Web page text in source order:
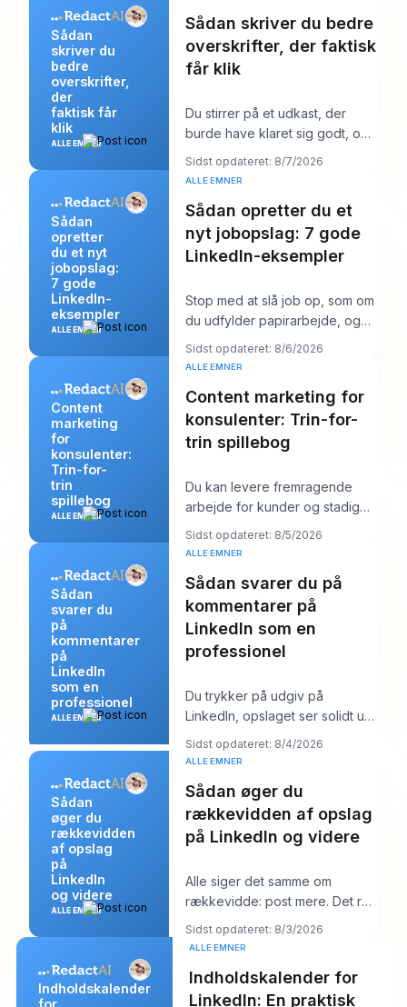
Sådan
skriver du
bedre
overskrifter,
der
faktisk får
klik
ALLE EMNER
Sådan skriver du bedre
overskrifter, der faktisk
får klik
Du stirrer på et udkast, der
burde have klaret sig godt, og
overskriften er sandsynligvis
det første
Sidst opdateret: 8/7/2026
Sådan
opretter
du et nyt
jobopslag:
7 gode
LinkedIn-
eksempler
ALLE EMNER
ALLE EMNER
Sådan opretter du et
nyt jobopslag: 7 gode
LinkedIn-eksempler
Stop med at slå job op, som om
du udfylder papirarbejde, og
begynd at skrive dem, som om
du prøver a
Sidst opdateret: 8/6/2026
Content
marketing
for
konsulenter:
Trin-for-
trin
spillebog
ALLE EMNER
ALLE EMNER
Content marketing for
konsulenter: Trin-for-
trin spillebog
Du kan levere fremragende
arbejde for kunder og stadig
føle dig mærkeligt usynlig
online. Arbejdet b
Sidst opdateret: 8/5/2026
Sådan
svarer du
på
kommentarer
på
LinkedIn
som en
professionel
ALLE EMNER
ALLE EMNER
Sådan svarer du på
kommentarer på
LinkedIn som en
professionel
Du trykker på udgiv på
LinkedIn, opslaget ser solidt ud,
og så begynder arbejdet. Et
par kommentarer
Sidst opdateret: 8/4/2026
Sådan
øger du
rækkevidden
af opslag
på
LinkedIn
og videre
ALLE EMNER
ALLE EMNER
Sådan øger du
rækkevidden af opslag
på LinkedIn og videre
Alle siger det samme om
rækkevidde: post mere. Det råd
lyder produktivt, men det
skjuler som regel k
Sidst opdateret: 8/3/2026
Indholdskalender
ALLE EMNER
Indholdskalender for
LinkedIn: En praktisk